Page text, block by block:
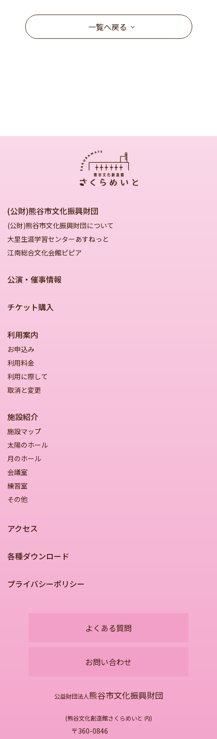
一覧へ戻る
(公財)熊谷市文化振興財団
(公財)熊谷市文化振興財団について
大里生涯学習センターあすねっと
江南総合文化会館ピピア
公演・催事情報
チケット購入
利用案内
お申込み
利用料金
利用に際して
取消と変更
施設紹介
施設マップ
太陽のホール
月のホール
会議室
練習室
その他
アクセス
各種ダウンロード
プライバシーポリシー
よくある質問
お問い合わせ
公益財団法人熊谷市文化振興財団
(熊谷文化創造館さくらめいと 内)
〒360-0846